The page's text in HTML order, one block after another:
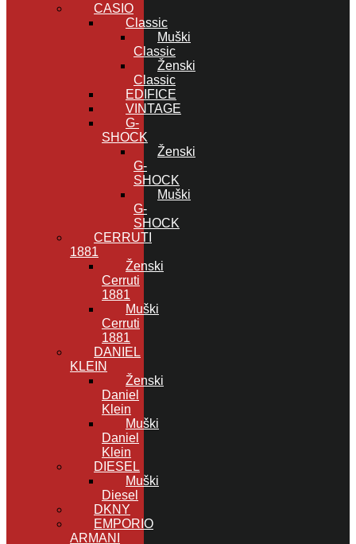
CASIO
Classic
Muški
Classic
Ženski
Classic
EDIFICE
VINTAGE
G-
SHOCK
Ženski
G-
SHOCK
Muški
G-
SHOCK
CERRUTI
1881
Ženski
Cerruti
1881
Muški
Cerruti
1881
DANIEL
KLEIN
Ženski
Daniel
Klein
Muški
Daniel
Klein
DIESEL
Muški
Diesel
DKNY
EMPORIO
ARMANI